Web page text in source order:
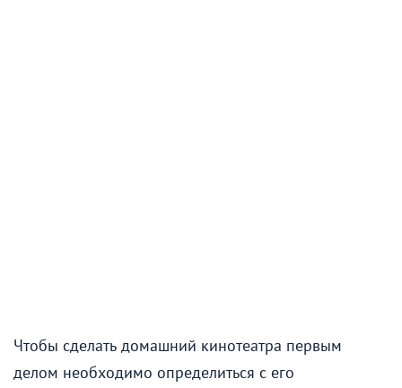
Чтобы сделать домашний кинотеатра первым
делом необходимо определиться с его